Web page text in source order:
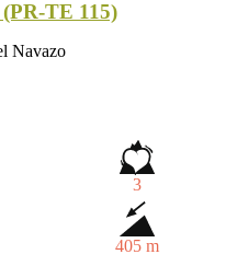
TE 115)
Navazo
3
405 m